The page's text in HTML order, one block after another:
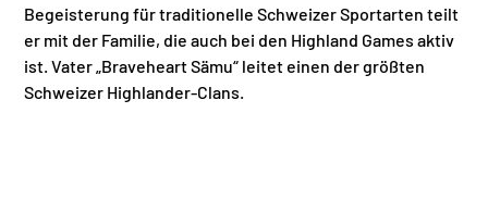
Begeisterung für traditionelle Schweizer Sportarten teilt
er mit der Familie, die auch bei den Highland Games aktiv
ist. Vater „Braveheart Sämu“ leitet einen der größten
Schweizer Highlander-Clans.